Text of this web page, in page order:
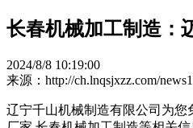
长春机械加工制造：
2024/8/8 10:19:00
来源：http://ch.lnqsjxzz.com/
辽宁千山机械制造有限公司为您